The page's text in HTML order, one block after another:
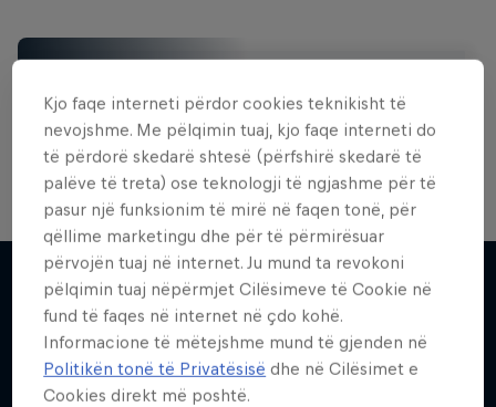
Welcome to the Surf Hub, where you will find a rip-
roaring collection of surf films, shows and …
Më shumë si kjo
Inside Pro Surfing
Come backstage on the 2025 WSL
Championship Tour
2 Sezone · 18 episodet
SURFING
Kjo faqe interneti përdor cookies teknikisht të
nevojshme. Me pëlqimin tuaj, kjo faqe interneti do
të përdorë skedarë shtesë (përfshirë skedarë të
palëve të treta) ose teknologji të ngjashme për të
pasur një funksionim të mirë në faqen tonë, për
qëllime marketingu dhe për të përmirësuar
përvojën tuaj në internet. Ju mund ta revokoni
pëlqimin tuaj nëpërmjet Cilësimeve të Cookie në
fund të faqes në internet në çdo kohë.
Informacione të mëtejshme mund të gjenden në
Politikën tonë të Privatësisë dhe në Cilësimet e
Cookies direkt më poshtë.